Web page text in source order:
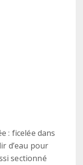
: ficelée dans
d’eau pour
sectionné